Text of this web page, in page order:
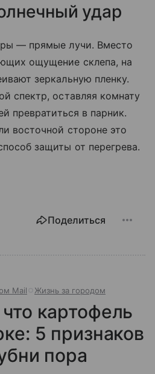
удар
— прямые лучи. Вместо
ощущение склепа, на
зеркальную пленку.
спектр, оставляя комнату
превратиться в парник.
восточной стороне это
защиты от перегрева.
Поделиться
Mail Жизнь за городом
картофель
5 признаков
пора